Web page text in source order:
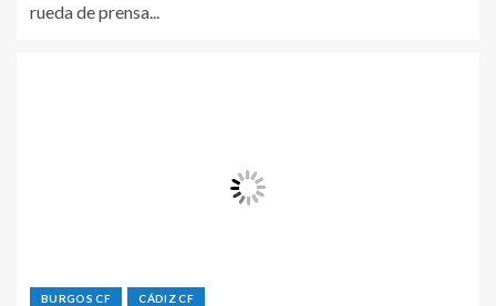
rueda de prensa...
BURGOS CF CÁDIZ CF